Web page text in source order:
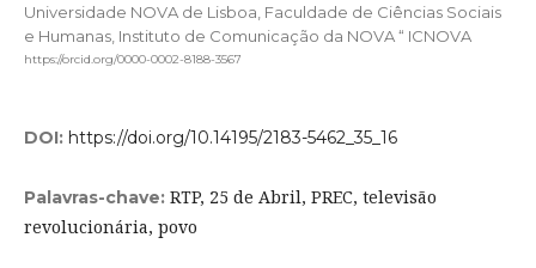
Universidade NOVA de Lisboa, Faculdade de Ciências Sociais
e Humanas, Instituto de Comunicação da NOVA “ ICNOVA
https://orcid.org/0000-0002-8188-3567
DOI: https://doi.org/10.14195/2183-5462_35_16
Palavras-chave: RTP, 25 de Abril, PREC, televisão
revolucionária, povo